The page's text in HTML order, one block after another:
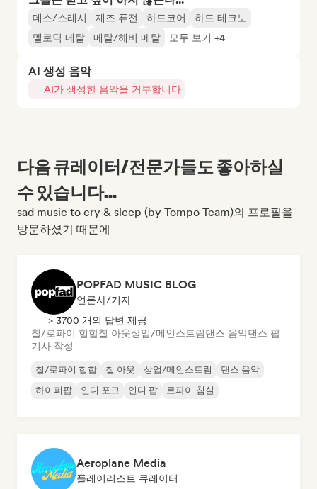
데스/스래시 재즈 퓨전 하드코어
하드 테크노
멜로딕 메탈
메탈/헤비 메탈 모두 보기 +4
AI 생성 음악
AI가 생성한 음악을 거부합니다
다음 큐레이터/전문가들도 좋아하실
수 있습니다...
sad music to cry & sleep (by Tompo Team)의 프로필을
방문하셨기 때문에
POPFAD MUSIC BLOG
언론사/기자
> 3700 개의 답변 제공
칠/로파이 힙합칠 아웃상업/메인스트림댄스 음악댄스 팝
기사 작성
칠/로파이 힙합 칠 아웃 상업/메인스트림
댄스 음악
하이퍼팝
인디 포크 인디 팝 로파이 침실
Aeroplane Media
플레이리스트 큐레이터